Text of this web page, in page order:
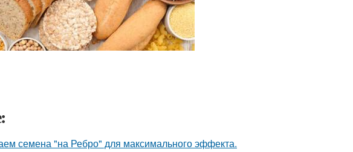
семена "на Ребро" для максимального эффекта.